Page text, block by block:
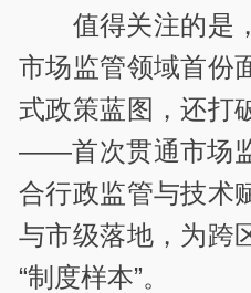
值得关注的是
市场监管领域首份
式政策蓝图，还打
——首次贯通市场
合行政监管与技术
与市级落地，为跨
“制度样本”。